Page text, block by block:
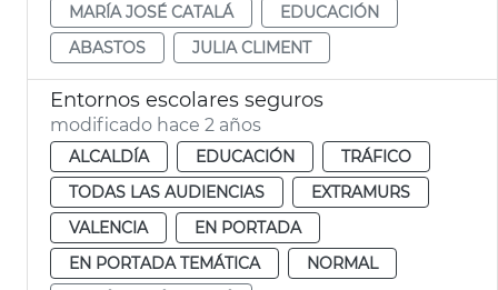
MARÍA JOSÉ CATALÁ
EDUCACIÓN
ABASTOS
JULIA CLIMENT
Entornos escolares seguros
modificado hace 2 años
ALCALDÍA EDUCACIÓN
TRÁFICO
TODAS LAS AUDIENCIAS
EXTRAMURS
VALENCIA
EN PORTADA
EN PORTADA TEMÁTICA
NORMAL